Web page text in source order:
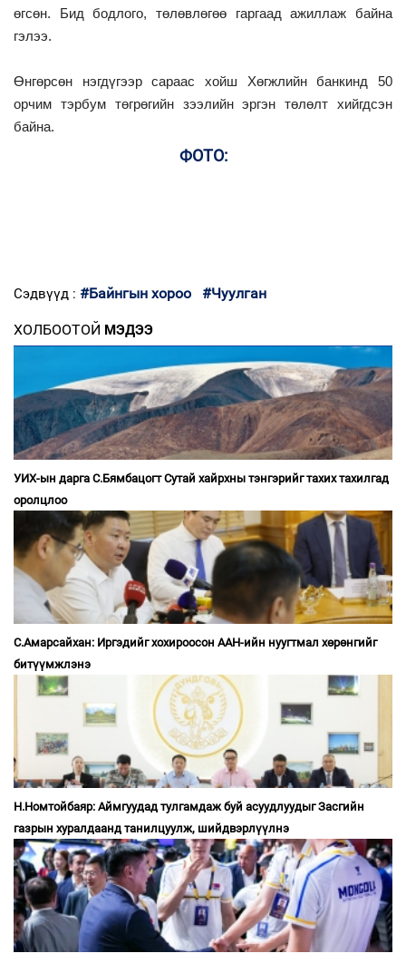
өгсөн. Бид бодлого, төлөвлөгөө гаргаад ажиллаж байна
гэлээ.
Өнгөрсөн нэгдүгээр сараас хойш Хөгжлийн банкинд 50
орчим тэрбум төгрөгийн зээлийн эргэн төлөлт хийгдсэн
байна.
ФОТО:
Сэдвүүд : #Байнгын хороо #Чуулган
ХОЛБООТОЙ МЭДЭЭ
УИХ-ын дарга С.Бямбацогт Сутай хайрхны тэнгэрийг тахих тахилгад
оролцлоо
С.Амарсайхан: Иргэдийг хохироосон ААН-ийн нуугтмал хөрөнгийг
битүүмжлэнэ
Н.Номтойбаяр: Аймгуудад тулгамдаж буй асуудлуудыг Засгийн
газрын хуралдаанд танилцуулж, шийдвэрлүүлнэ